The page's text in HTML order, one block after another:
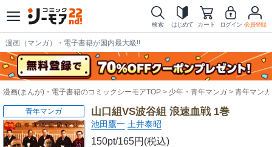
検索 はじめて カート ログイン 会員登録
漫画（マンガ）・電子書籍が国内最大級!!
漫画(まんが)・電子書籍のコミックシーモアTOP 少年・青年マンガ 青年マンガ
山口組VS波谷組 浪速血戦 1巻
池田鷹一 土井泰昭
150pt/165円(税込)
青年マンガ